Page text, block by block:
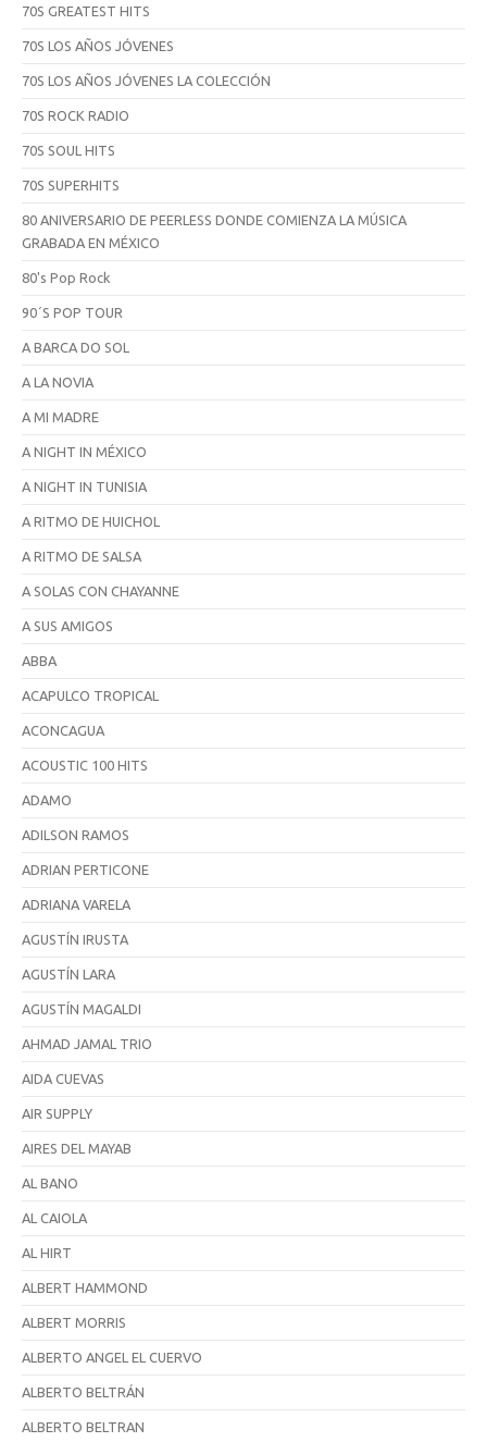
70S GREATEST HITS
70S LOS AÑOS JÓVENES
70S LOS AÑOS JÓVENES LA COLECCIÓN
70S ROCK RADIO
70S SOUL HITS
70S SUPERHITS
80 ANIVERSARIO DE PEERLESS DONDE COMIENZA LA MÚSICA
GRABADA EN MÉXICO
80's Pop Rock
90´S POP TOUR
A BARCA DO SOL
A LA NOVIA
A MI MADRE
A NIGHT IN MÉXICO
A NIGHT IN TUNISIA
A RITMO DE HUICHOL
A RITMO DE SALSA
A SOLAS CON CHAYANNE
A SUS AMIGOS
ABBA
ACAPULCO TROPICAL
ACONCAGUA
ACOUSTIC 100 HITS
ADAMO
ADILSON RAMOS
ADRIAN PERTICONE
ADRIANA VARELA
AGUSTÍN IRUSTA
AGUSTÍN LARA
AGUSTÍN MAGALDI
AHMAD JAMAL TRIO
AIDA CUEVAS
AIR SUPPLY
AIRES DEL MAYAB
AL BANO
AL CAIOLA
AL HIRT
ALBERT HAMMOND
ALBERT MORRIS
ALBERTO ANGEL EL CUERVO
ALBERTO BELTRÁN
ALBERTO BELTRAN